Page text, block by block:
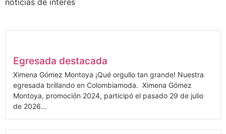
Egresada destacada
Ximena Gómez Montoya ¡Qué orgullo tan grande! Nuestra
egresada brillando en Colombiamoda. Ximena Gómez
Montoya, promoción 2024, participó el pasado 29 de julio
de 2026...